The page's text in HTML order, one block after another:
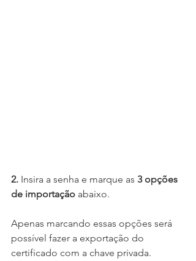
2. Insira a senha e marque as 3 opções
de importação abaixo.
Apenas marcando essas opções será
possível fazer a exportação do
certificado com a chave privada.